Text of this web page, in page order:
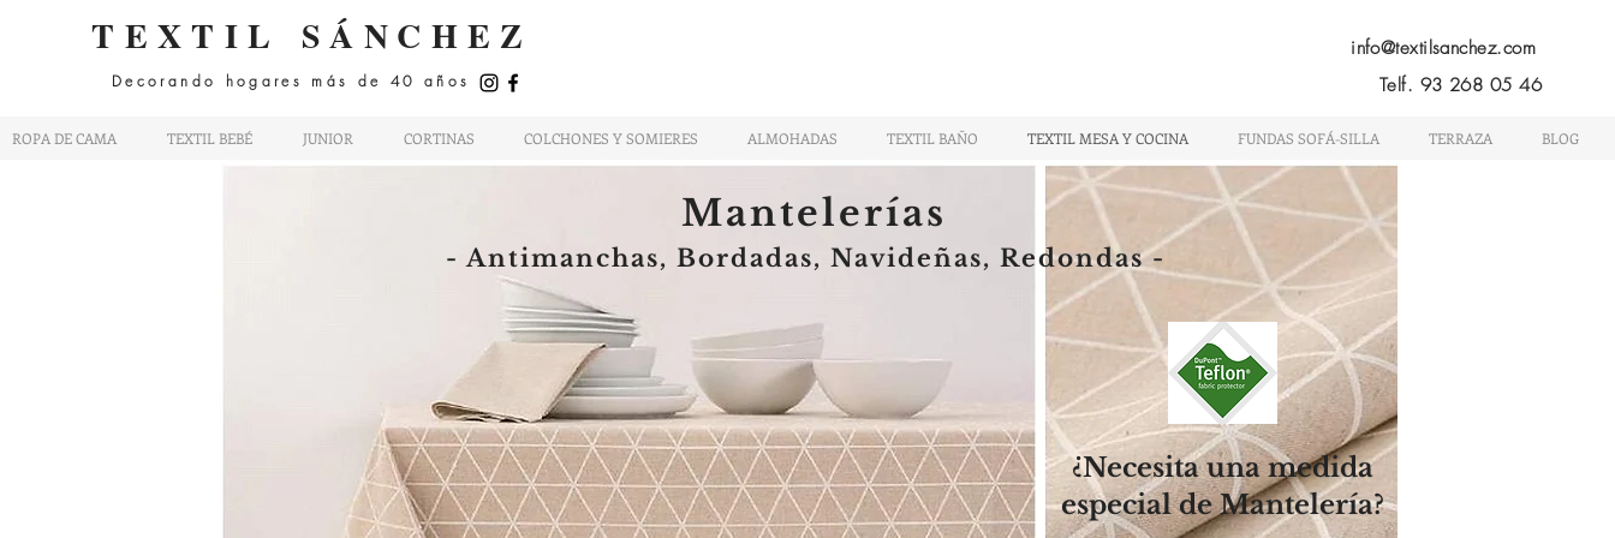
TEXTIL SÁNCHEZ
Decorando hogares más de 40 años
info@textilsanchez.com
Telf. 93 268 05 46
ROPA DE CAMA TEXTIL BEBÉ JUNIOR CORTINAS COLCHONES Y SOMIERES ALMOHADAS TEXTIL BAÑO TEXTIL MESA Y COCINA FUNDAS SOFÁ-SILLA TERRAZA BLOG
¿Necesita una medida
especial de Mantelería?
- Antimanchas, Bordadas, Navideñas, Redondas -
Mantelerías